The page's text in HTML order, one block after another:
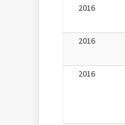
2016
2016
2016